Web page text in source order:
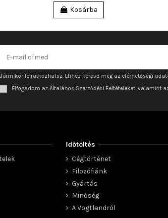
Kosárba
Bármikor leiratkozhatsz. Ehhez keresd meg az elérhetőségi
Elfogadom az Általános Szerződési Feltételeket, valamint
Időtöltés
Cégtörténet
Filozófiánk
Gyártás
Minőség
A Vogtlandról